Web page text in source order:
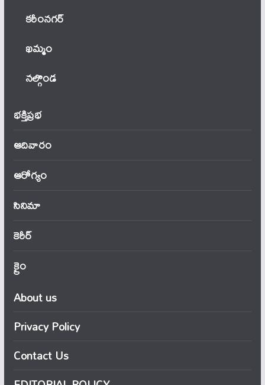
కరీంనగర్
ఖ‌మ్మం
నల్గొండ
భక్తిప్రభ
ఆదివారం
ఆరోగ్యం
సినిమా
కెరీర్
క్రైం
About us
Privacy Policy
Contact Us